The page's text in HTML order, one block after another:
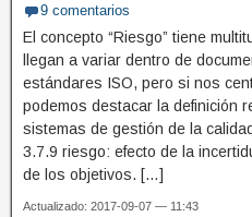
9 comentarios
El concepto “Riesgo” tiene
llegan a variar dentro de
estándares ISO, pero si nos
podemos destacar la definición
sistemas de gestión de la
3.7.9 riesgo: efecto de la
de los objetivos. […]
Actualizado: 2017-09-07 — 11:43